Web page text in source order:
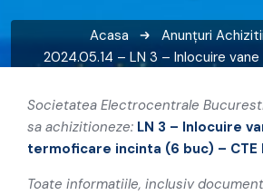
Acasa Anunțuri
2024.05.14 – LN 3 – Inlocuire
Societatea Electrocentrale
sa achizitioneze: LN 3 – Inlocuire
termoficare incinta (6 buc) – CTE
Toate informatiile, inclusiv